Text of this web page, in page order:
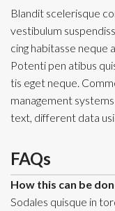
Blandit scelerisque
vestibulum
cing habitasse neque
Potenti pen atibus
tis eget neque.
management
text, different data
FAQs
How this can be
Sodales quisque in